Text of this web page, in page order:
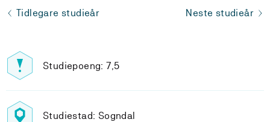
Tidlegare studieår Neste studieår
Studiepoeng: 7,5
Studiestad: Sogndal